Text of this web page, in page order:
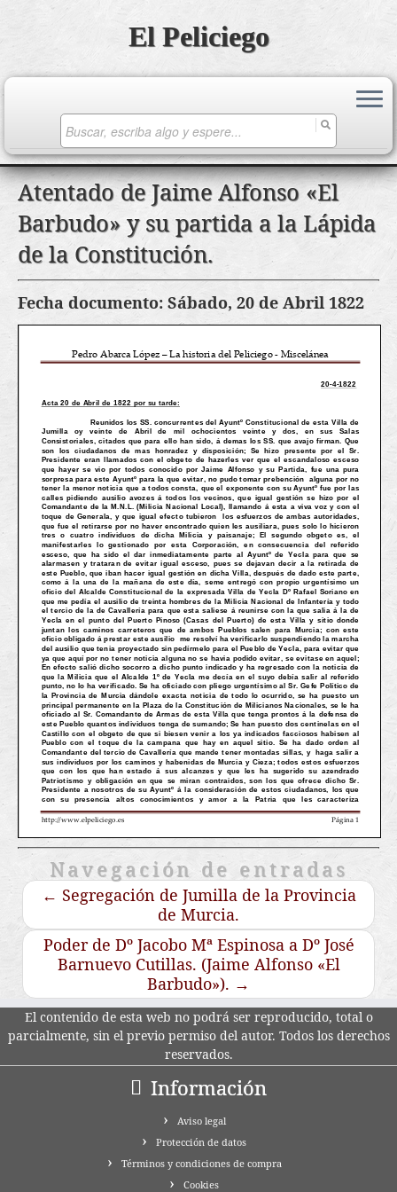
Saltar
contenido
El Peliciego
Atentado de Jaime Alfonso «El
Barbudo» y su partida a la Lápida
de la Constitución.
Fecha documento: Sábado, 20 de Abril 1822
Navegación de entradas
← Segregación de Jumilla de la Provincia
de Murcia.
Poder de Dº Jacobo Mª Espinosa a Dº José
Barnuevo Cutillas. (Jaime Alfonso «El
Barbudo»). →
El contenido de esta web no podrá ser reproducido, total o
parcialmente, sin el previo permiso del autor. Todos los derechos
reservados.
Información
Aviso legal
Protección de datos
Términos y condiciones de compra
Cookies